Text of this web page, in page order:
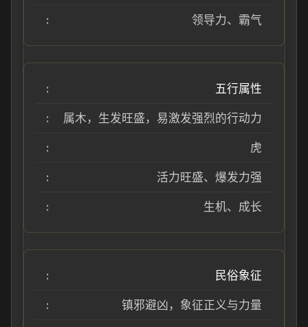
领导力、霸气
五行属性
属木，生发旺盛，易激发强烈的行动力
虎
活力旺盛、爆发力强
生机、成长
民俗象征
镇邪避凶，象征正义与力量